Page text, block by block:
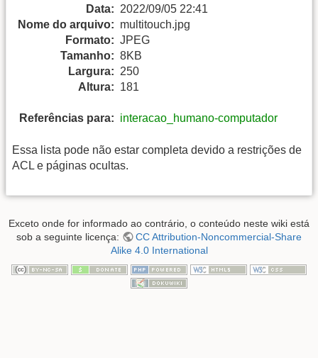
Data: 2022/09/05 22:41
Nome do arquivo: multitouch.jpg
Formato: JPEG
Tamanho: 8KB
Largura: 250
Altura: 181
Referências para: interacao_humano-computador
Essa lista pode não estar completa devido a restrições de
ACL e páginas ocultas.
Exceto onde for informado ao contrário, o conteúdo neste wiki está
sob a seguinte licença:
CC Attribution-Noncommercial-Share
Alike 4.0 International